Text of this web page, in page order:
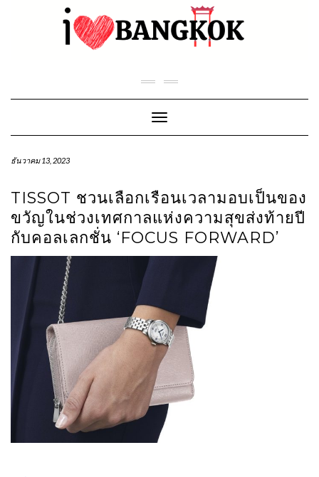
Toggle Navigation
ธันวาคม 13, 2023
TISSOT ชวนเลือกเรือนเวลามอบเป็นของ
ขวัญในช่วงเทศกาลแห่งความสุขส่งท้ายปี
กับคอลเลกชั่น ‘FOCUS FORWARD’